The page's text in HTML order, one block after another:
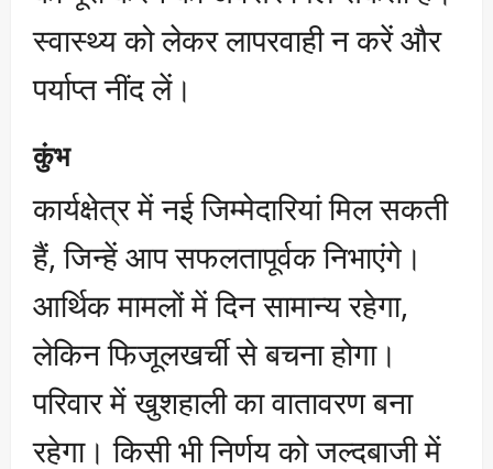
स्वास्थ्य को लेकर लापरवाही न करें और
पर्याप्त नींद लें।
कुंभ
कार्यक्षेत्र में नई जिम्मेदारियां मिल सकती
हैं, जिन्हें आप सफलतापूर्वक निभाएंगे।
आर्थिक मामलों में दिन सामान्य रहेगा,
लेकिन फिजूलखर्ची से बचना होगा।
परिवार में खुशहाली का वातावरण बना
रहेगा। किसी भी निर्णय को जल्दबाजी में